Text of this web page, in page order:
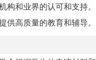
和业界的认可和支持。
高质量的教育和辅导。